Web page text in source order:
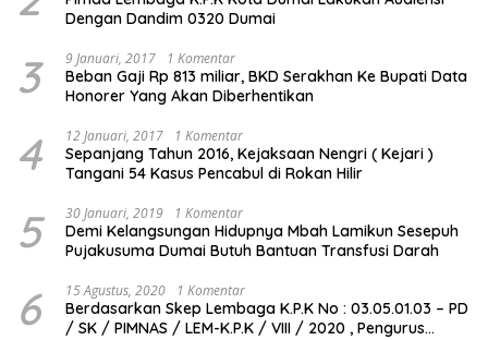
Dengan Dandim 0320 Dumai
3 9 Januari, 2017 1 Komentar
Beban Gaji Rp 813 miliar, BKD Serakhan Ke Bupati Data
Honorer Yang Akan Diberhentikan
4 12 Januari, 2017 1 Komentar
Sepanjang Tahun 2016, Kejaksaan Nengri ( Kejari )
Tangani 54 Kasus Pencabul di Rokan Hilir
5 30 Januari, 2019 1 Komentar
Demi Kelangsungan Hidupnya Mbah Lamikun Sesepuh
Pujakusuma Dumai Butuh Bantuan Transfusi Darah
6 15 Agustus, 2020 1 Komentar
Berdasarkan Skep Lembaga K.P.K No : 03.05.01.03 – PD
/ SK / PIMNAS / LEM-K.P.K / VIII / 2020 , Pengurus